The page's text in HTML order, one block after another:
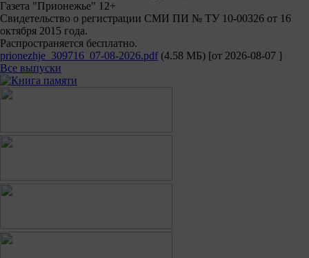
Газета "Прионежье" 12+
Свидетельство о регистрации СМИ ПИ № ТУ 10-00326 от 16
октября 2015 года.
Распространяется бесплатно.
prionezhje_309716_07-08-2026.pdf (4.58 МБ) [от 2026-08-07 ]
Все выпуски